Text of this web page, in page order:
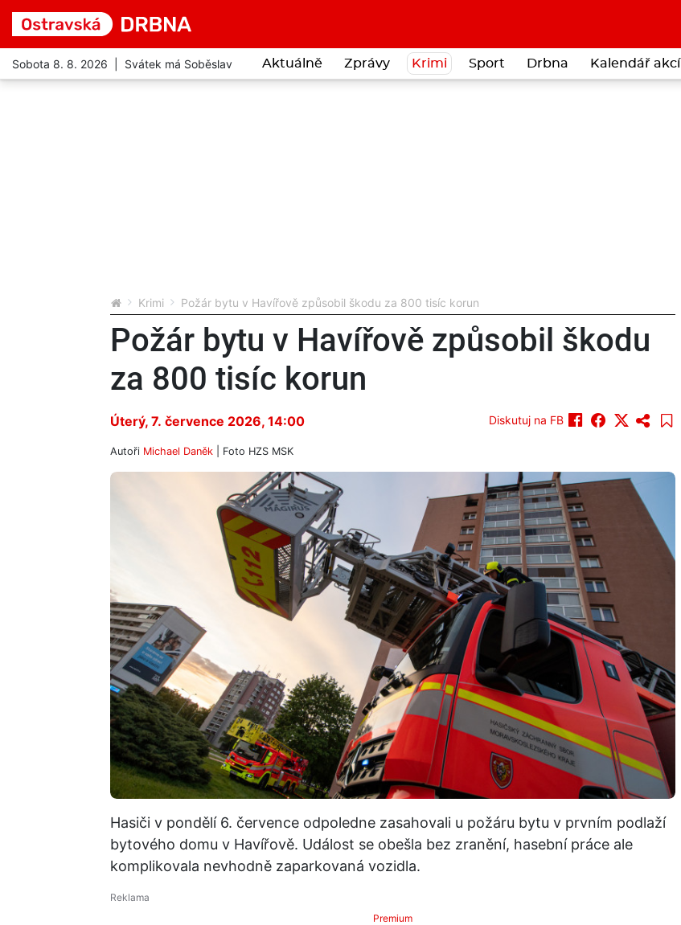
Sobota 8. 8. 2026 | Svátek má Soběslav Aktuálně Zprávy Krimi Sport Drbna Kalendář akcí
Krimi Požár bytu v Havířově způsobil škodu za 800 tisíc korun
Požár bytu v Havířově způsobil škodu
za 800 tisíc korun
Úterý, 7. července 2026, 14:00 Diskutuj na FB
Autoři Michael Daněk | Foto HZS MSK
Hasiči v pondělí 6. července odpoledne zasahovali u požáru bytu v prvním podlaží
bytového domu v Havířově. Událost se obešla bez zranění, hasební práce ale
komplikovala nevhodně zaparkovaná vozidla.
Premium